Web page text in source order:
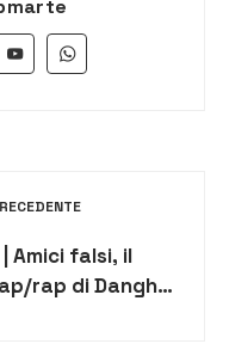
Amici falsi, il
rap di Danghy